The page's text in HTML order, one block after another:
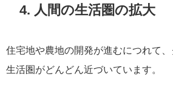
4. 人間の生活圏の拡大
住宅地や農地の開発が進むにつれて
生活圏がどんどん近づいています。